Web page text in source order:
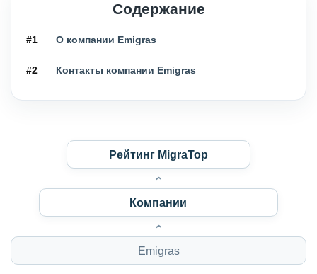
Содержание
#1 О компании Emigras
#2 Контакты компании Emigras
Рейтинг MigraTop
Компании
Emigras